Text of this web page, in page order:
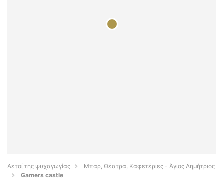
Αετοί της ψυχαγωγίας
Μπαρ, Θέατρα, Καφετέριες - Άγιος Δημήτριος
Gamers castle